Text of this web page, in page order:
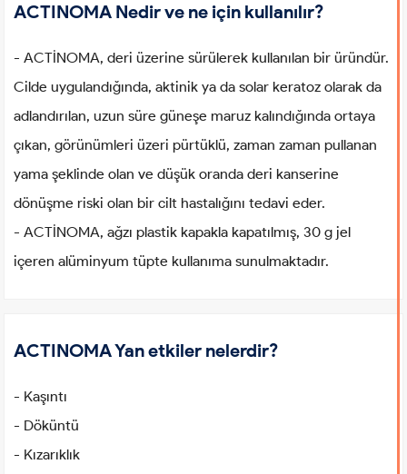
ACTINOMA Nedir ve ne için kullanılır?
- ACTİNOMA, deri üzerine sürülerek kullanılan bir üründür.
Cilde uygulandığında, aktinik ya da solar keratoz olarak da
adlandırılan, uzun süre güneşe maruz kalındığında ortaya
çıkan, görünümleri üzeri pürtüklü, zaman zaman pullanan
yama şeklinde olan ve düşük oranda deri kanserine
dönüşme riski olan bir cilt hastalığını tedavi eder.
- ACTİNOMA, ağzı plastik kapakla kapatılmış, 30 g jel
içeren alüminyum tüpte kullanıma sunulmaktadır.
ACTINOMA Yan etkiler nelerdir?
- Kaşıntı
- Döküntü
- Kızarıklık